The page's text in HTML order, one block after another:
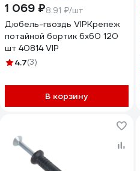
1 069 ₽8.91 ₽/шт
Дюбель-гвоздь VIPКрепеж
потайной бортик 6х60 120
шт 40814 VIP
4.7(3)
В корзину